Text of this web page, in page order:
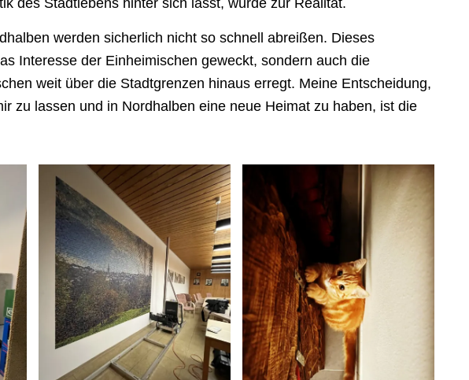
werden sicherlich nicht so schnell abreißen. Dieses
Interesse der Einheimischen geweckt, sondern auch die
weit über die Stadtgrenzen hinaus erregt. Meine Entscheidung,
zu lassen und in Nordhalben eine neue Heimat zu haben, ist die